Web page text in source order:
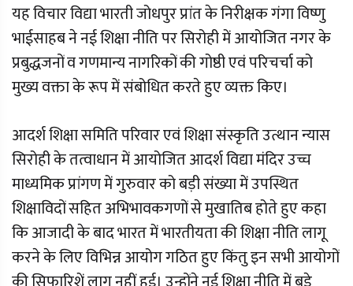
यह विचार विद्या भारती जोधपुर प्रांत के निरीक्षक गंगा विष्णु
भाईसाहब ने नई शिक्षा नीति पर सिरोही में आयोजित नगर के
प्रबुद्धजनों व गणमान्य नागरिकों की गोष्ठी एवं परिचर्चा को
मुख्य वक्ता के रूप में संबोधित करते हुए व्यक्त किए।
आदर्श शिक्षा समिति परिवार एवं शिक्षा संस्कृति उत्थान न्यास
सिरोही के तत्वाधान में आयोजित आदर्श विद्या मंदिर उच्च
माध्यमिक प्रांगण में गुरुवार को बड़ी संख्या में उपस्थित
शिक्षाविदों सहित अभिभावकगणों से मुखातिब होते हुए कहा
कि आजादी के बाद भारत में भारतीयता की शिक्षा नीति लागू
करने के लिए विभिन्न आयोग गठित हुए किंतु इन सभी आयोगों